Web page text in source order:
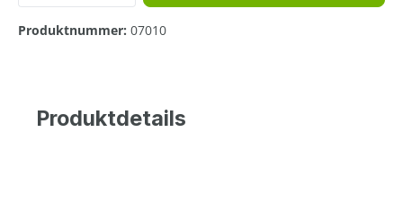
Produktnummer: 07010
Produktdetails